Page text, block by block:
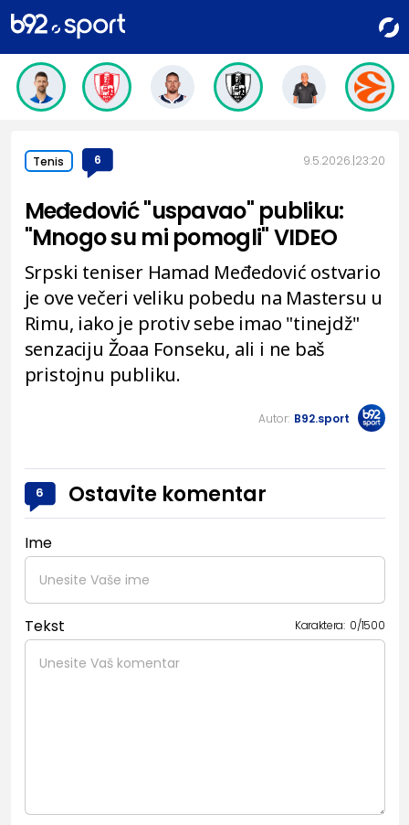
Tenis 6 9.5.2026. 23:20
Međedović "uspavao" publiku:
"Mnogo su mi pomogli" VIDEO
Srpski teniser Hamad Međedović ostvario
je ove večeri veliku pobedu na Mastersu u
Rimu, iako je protiv sebe imao "tinejdž"
senzaciju Žoaa Fonseku, ali i ne baš
pristojnu publiku.
Autor: B92.sport
6 Ostavite komentar
Ime
Tekst Karaktera: 0/1500